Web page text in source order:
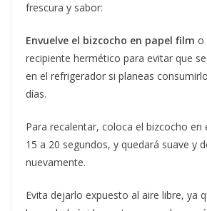
frescura y sabor:
Envuelve el bizcocho en papel film o
recipiente hermético para evitar que
en el refrigerador si planeas
días.
Para recalentar, coloca el bizcocho
15 a 20 segundos, y quedará suave y
nuevamente.
Evita dejarlo expuesto al aire libre, ya